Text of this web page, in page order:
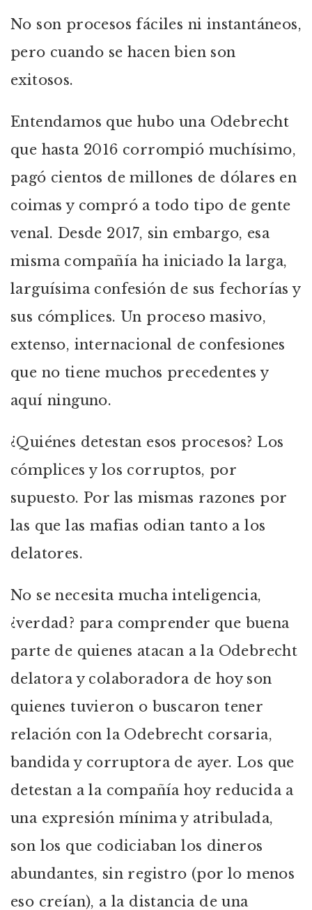
No son procesos fáciles ni instantáneos,
pero cuando se hacen bien son
exitosos.
Entendamos que hubo una Odebrecht
que hasta 2016 corrompió muchísimo,
pagó cientos de millones de dólares en
coimas y compró a todo tipo de gente
venal. Desde 2017, sin embargo, esa
misma compañía ha iniciado la larga,
larguísima confesión de sus fechorías y
sus cómplices. Un proceso masivo,
extenso, internacional de confesiones
que no tiene muchos precedentes y
aquí ninguno.
¿Quiénes detestan esos procesos? Los
cómplices y los corruptos, por
supuesto. Por las mismas razones por
las que las mafias odian tanto a los
delatores.
No se necesita mucha inteligencia,
¿verdad? para comprender que buena
parte de quienes atacan a la Odebrecht
delatora y colaboradora de hoy son
quienes tuvieron o buscaron tener
relación con la Odebrecht corsaria,
bandida y corruptora de ayer. Los que
detestan a la compañía hoy reducida a
una expresión mínima y atribulada,
son los que codiciaban los dineros
abundantes, sin registro (por lo menos
eso creían), a la distancia de una